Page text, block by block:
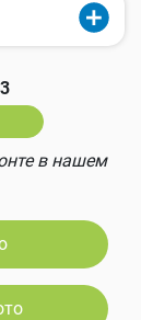
в нашем